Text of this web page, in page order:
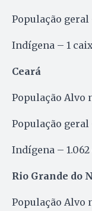
População geral
Indígena – 1
Ceará
População Alvo
População geral
Indígena –
Rio Grande do
População Alvo